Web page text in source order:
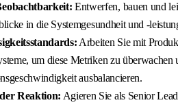
Entwerfen, bauen und
in die Systemgesundheit und -
Arbeiten Sie mit
um diese Metriken zu
ausbalancieren.
Reaktion: Agieren Sie als Senior